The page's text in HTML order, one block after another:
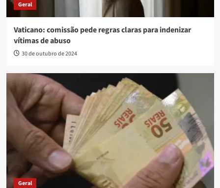
Geral
Vaticano: comissão pede regras claras para indenizar
vítimas de abuso
30 de outubro de 2024
Geral